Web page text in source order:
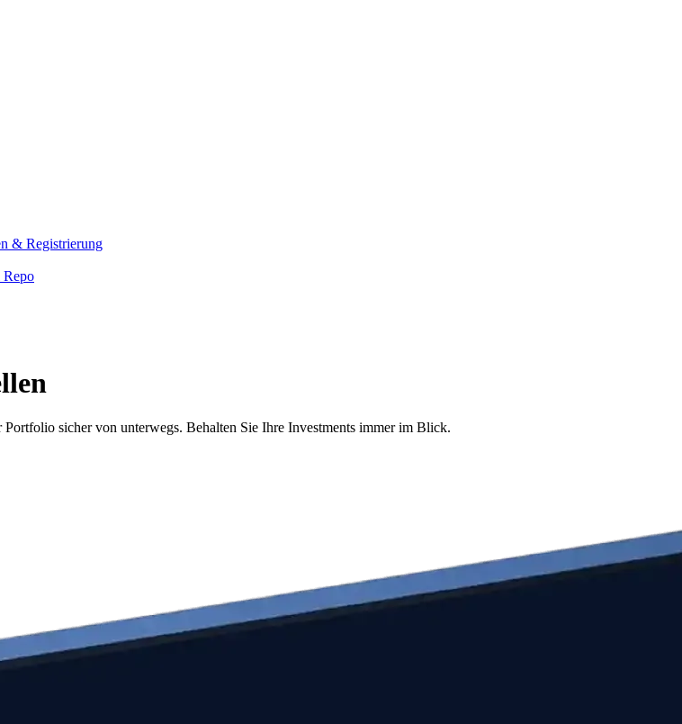
& Registrierung
sicher von unterwegs. Behalten Sie Ihre Investments immer im Blick.